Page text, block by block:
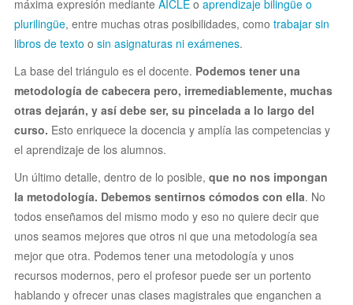
máxima expresión mediante AICLE o aprendizaje bilingüe o
plurilingüe, entre muchas otras posibilidades, como trabajar sin
libros de texto o sin asignaturas ni exámenes.
La base del triángulo es el docente. Podemos tener una
metodología de cabecera pero, irremediablemente, muchas
otras dejarán, y así debe ser, su pincelada a lo largo del
curso. Esto enriquece la docencia y amplía las competencias y
el aprendizaje de los alumnos.
Un último detalle, dentro de lo posible, que no nos impongan
la metodología. Debemos sentirnos cómodos con ella. No
todos enseñamos del mismo modo y eso no quiere decir que
unos seamos mejores que otros ni que una metodología sea
mejor que otra. Podemos tener una metodología y unos
recursos modernos, pero el profesor puede ser un portento
hablando y ofrecer unas clases magistrales que enganchen a